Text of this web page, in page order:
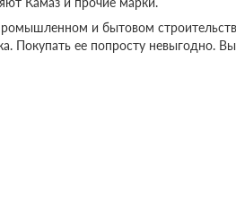
и бытовом
Покупать ее попросту невыгодно.